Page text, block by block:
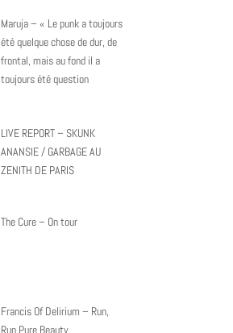
Maruja – « Le punk a toujours
été quelque chose de dur, de
frontal, mais au fond il a
toujours été question
LIVE REPORT – SKUNK
ANANSIE / GARBAGE AU
ZENITH DE PARIS
The Cure – On tour
Francis Of Delirium – Run,
Run Pure Beauty